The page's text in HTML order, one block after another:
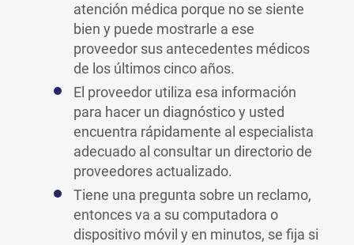
atención médica porque no se siente
bien y puede mostrarle a ese
proveedor sus antecedentes médicos
de los últimos cinco años.
El proveedor utiliza esa información
para hacer un diagnóstico y usted
encuentra rápidamente al especialista
adecuado al consultar un directorio de
proveedores actualizado.
Tiene una pregunta sobre un reclamo,
entonces va a su computadora o
dispositivo móvil y en minutos, se fija si